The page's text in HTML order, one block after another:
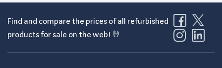
Find and compare the prices of all refurbished
products for sale on the web! 🤘